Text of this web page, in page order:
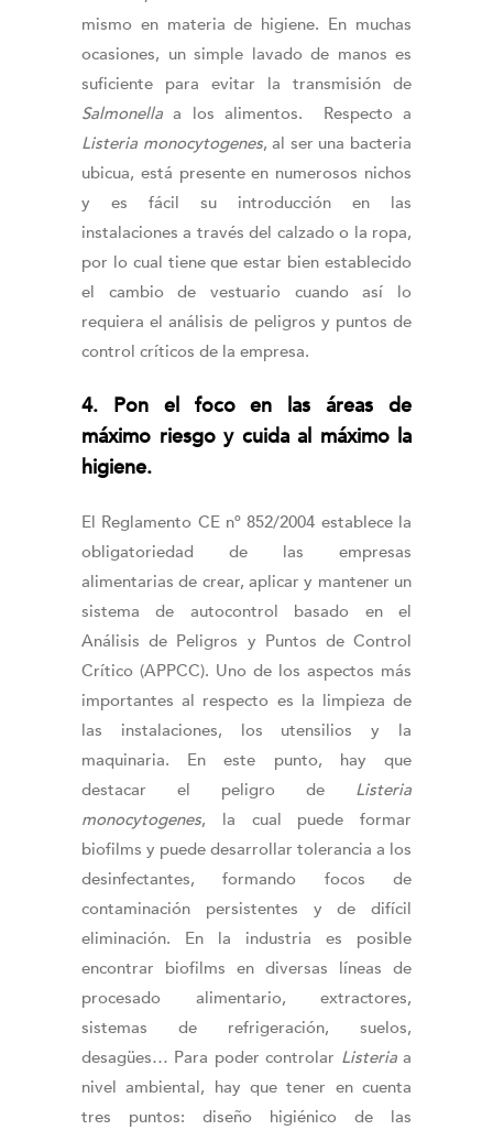
mismo en materia de higiene. En muchas
ocasiones, un simple lavado de manos es
suficiente para evitar la transmisión de
Salmonella a los alimentos. Respecto a
Listeria monocytogenes, al ser una bacteria
ubicua, está presente en numerosos nichos
y es fácil su introducción en las
instalaciones a través del calzado o la ropa,
por lo cual tiene que estar bien establecido
el cambio de vestuario cuando así lo
requiera el análisis de peligros y puntos de
control críticos de la empresa.
4. Pon el foco en las áreas de
máximo riesgo y cuida al máximo la
higiene.
El Reglamento CE nº 852/2004 establece la
obligatoriedad de las empresas
alimentarias de crear, aplicar y mantener un
sistema de autocontrol basado en el
Análisis de Peligros y Puntos de Control
Crítico (APPCC). Uno de los aspectos más
importantes al respecto es la limpieza de
las instalaciones, los utensilios y la
maquinaria. En este punto, hay que
destacar el peligro de Listeria
monocytogenes, la cual puede formar
biofilms y puede desarrollar tolerancia a los
desinfectantes, formando focos de
contaminación persistentes y de difícil
eliminación. En la industria es posible
encontrar biofilms en diversas líneas de
procesado alimentario, extractores,
sistemas de refrigeración, suelos,
desagües… Para poder controlar Listeriaa
nivel ambiental, hay que tener en cuenta
tres puntos: diseño higiénico de las